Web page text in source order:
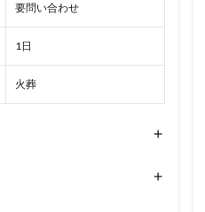
要問い合わせ
1日
火葬
+
+